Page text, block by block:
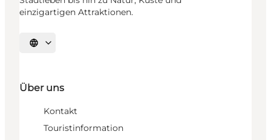
einzigartigen Attraktionen.
Sprache auswählen
Über uns
Kontakt
Touristinformation